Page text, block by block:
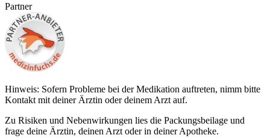
Partner
Hinweis: Sofern Probleme bei der Medikation auftreten, nimm bitte
Kontakt mit deiner Ärztin oder deinem Arzt auf.
Zu Risiken und Nebenwirkungen lies die Packungsbeilage und
frage deine Ärztin, deinen Arzt oder in deiner Apotheke.